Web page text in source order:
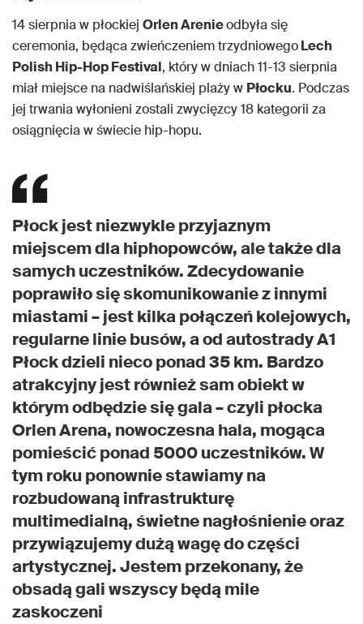
14 sierpnia w płockiej Orlen Arenieodbyła się
ceremonia, będąca zwieńczeniem trzydniowegoLech
Polish Hip-Hop Festival, który w dniach 11-13 sierpnia
miał miejsce na nadwiślańskiej plaży w Płocku. Podczas
jej trwania wyłonieni zostali zwycięzcy 18 kategorii za
osiągnięcia w świecie hip-hopu.
Płock jest niezwykle przyjaznym
miejscem dla hiphopowców, ale także dla
samych uczestników. Zdecydowanie
poprawiło się skomunikowanie z innymi
miastami – jest kilka połączeń kolejowych,
regularne linie busów, a od autostrady A1
Płock dzieli nieco ponad 35 km. Bardzo
atrakcyjny jest również sam obiekt w
którym odbędzie się gala – czyli płocka
Orlen Arena, nowoczesna hala, mogąca
pomieścić ponad 5000 uczestników. W
tym roku ponownie stawiamy na
rozbudowaną infrastrukturę
multimedialną, świetne nagłośnienie oraz
przywiązujemy dużą wagę do części
artystycznej. Jestem przekonany, że
obsadą gali wszyscy będą mile
zaskoczeni